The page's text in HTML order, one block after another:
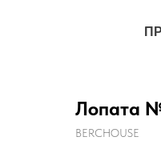
Лопата
BERCHOUSE